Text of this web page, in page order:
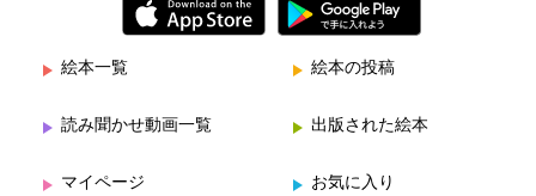
絵本一覧 絵本の投稿
読み聞かせ動画一覧 出版された絵本
マイページ お気に入り